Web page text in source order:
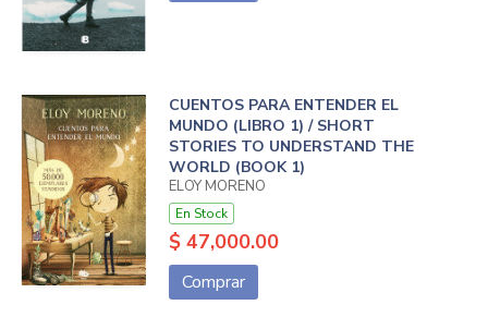
CUENTOS PARA ENTENDER EL
MUNDO (LIBRO 1) / SHORT
STORIES TO UNDERSTAND THE
WORLD (BOOK 1)
ELOY MORENO
En Stock
$ 47,000.00
Comprar